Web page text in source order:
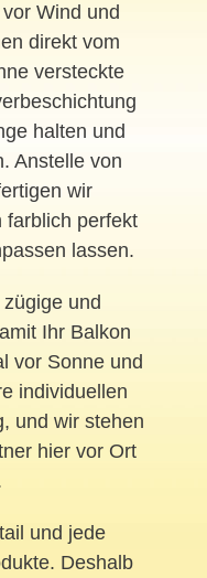
Wind und
direkt vom
versteckte
halten und
Anstelle von
wir
farblich perfekt
lassen.
und
Ihr Balkon
vor Sonne und
individuellen
und wir stehen
hier vor Ort
und jede
Deshalb